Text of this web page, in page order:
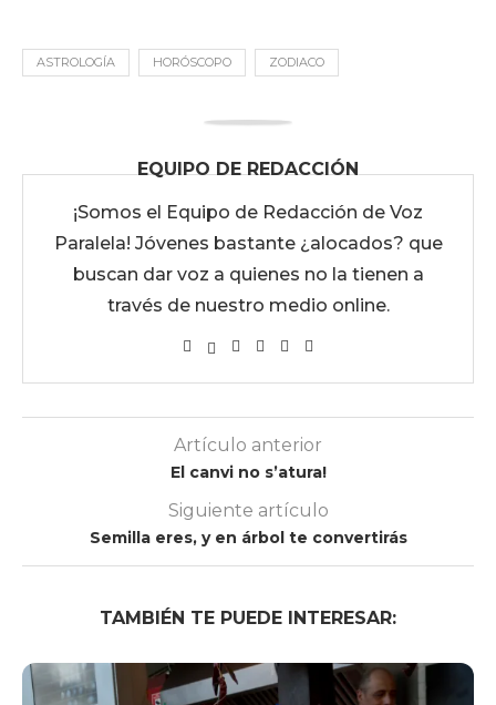
ASTROLOGÍA HORÓSCOPO ZODIACO
EQUIPO DE REDACCIÓN
¡Somos el Equipo de Redacción de Voz
Paralela! Jóvenes bastante ¿alocados? que
buscan dar voz a quienes no la tienen a
través de nuestro medio online.
Artículo anterior
El canvi no s’atura!
Siguiente artículo
Semilla eres, y en árbol te convertirás
TAMBIÉN TE PUEDE INTERESAR: